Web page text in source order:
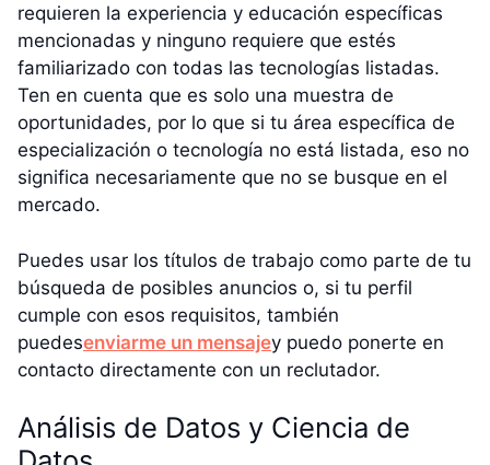
requieren la experiencia y educación específicas
mencionadas y ninguno requiere que estés
familiarizado con todas las tecnologías listadas.
Ten en cuenta que es solo una muestra de
oportunidades, por lo que si tu área específica de
especialización o tecnología no está listada, eso no
significa necesariamente que no se busque en el
mercado.
Puedes usar los títulos de trabajo como parte de tu
búsqueda de posibles anuncios o, si tu perfil
cumple con esos requisitos, también
puedesenviarme un mensajey puedo ponerte en
contacto directamente con un reclutador.
Análisis de Datos y Ciencia de